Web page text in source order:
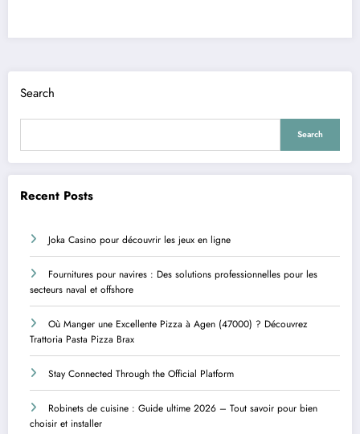
Search
Search
Recent Posts
Joka Casino pour découvrir les jeux en ligne
Fournitures pour navires : Des solutions professionnelles pour les
secteurs naval et offshore
Où Manger une Excellente Pizza à Agen (47000) ? Découvrez
Trattoria Pasta Pizza Brax
Stay Connected Through the Official Platform
Robinets de cuisine : Guide ultime 2026 – Tout savoir pour bien
choisir et installer